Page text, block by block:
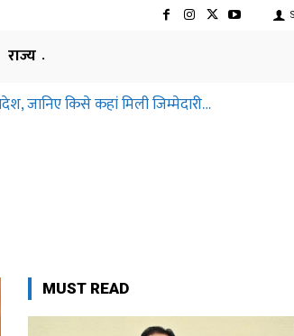
राज्य
जानिए किसे कहां मिली जिम्मेदारी…
MUST READ